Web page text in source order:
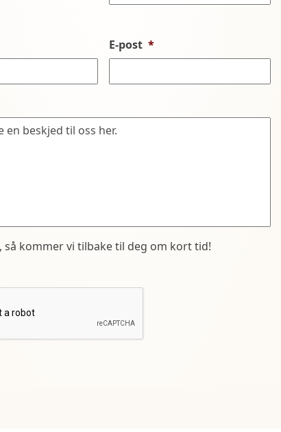
E-post *
så kommer vi tilbake til deg om kort tid!